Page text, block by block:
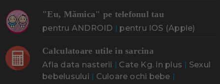
"Eu, Mămica" pe telefonul tau
pentru ANDROID | pentru IOS (Apple)
Calculatoare utile in sarcina
Afla data nasterii | Cate Kg. in plus | Sexul
bebelusului | Culoare ochi bebe |